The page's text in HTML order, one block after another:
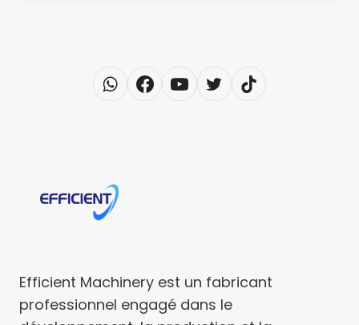
Efficient Machinery est un fabricant
professionnel engagé dans le